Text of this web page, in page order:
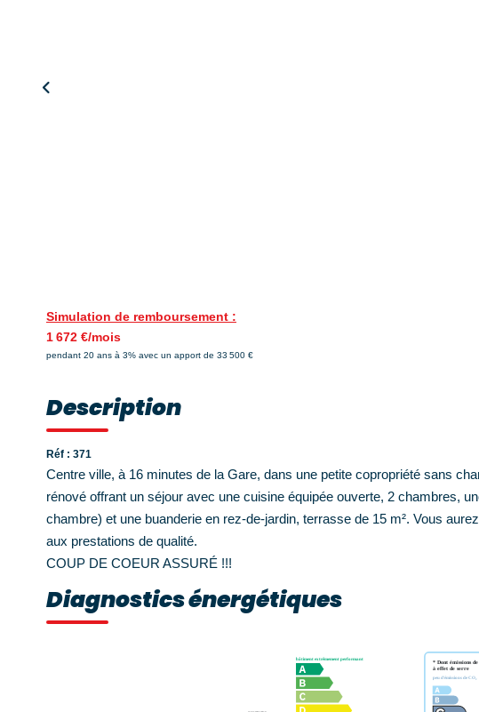
Simulation de remboursement :
1 672 €/mois
pendant 20 ans à 3% avec un apport de 33 500 €
Description
Réf : 371
Centre ville, à 16 minutes de la Gare, dans une petite copropriété sans
rénové offrant un séjour avec une cuisine équipée ouverte, 2 chambres,
chambre) et une buanderie en rez-de-jardin, terrasse de 15 m². Vous
aux prestations de qualité.
COUP DE COEUR ASSURÉ !!!
Diagnostics énergétiques